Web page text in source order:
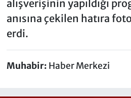
alışverişinin yapıldığı
anısına çekilen hatıra
erdi.
Muhabir: Haber Merkezi